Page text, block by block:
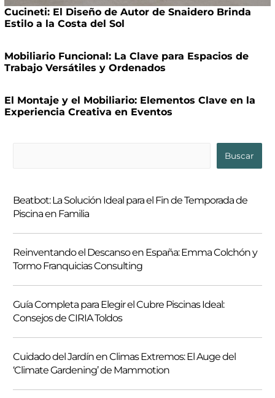
Cucineti: El Diseño de Autor de Snaidero Brinda
Estilo a la Costa del Sol
Mobiliario Funcional: La Clave para Espacios de
Trabajo Versátiles y Ordenados
El Montaje y el Mobiliario: Elementos Clave en la
Experiencia Creativa en Eventos
c
a
r
Buscar
Beatbot: La Solución Ideal para el Fin de Temporada de
Piscina en Familia
Reinventando el Descanso en España: Emma Colchón y
Tormo Franquicias Consulting
Guía Completa para Elegir el Cubre Piscinas Ideal:
Consejos de CIRIA Toldos
Cuidado del Jardín en Climas Extremos: El Auge del
‘Climate Gardening’ de Mammotion